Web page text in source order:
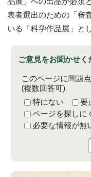
表者選出のための「審
いる「科学作品展」と
ご意見をお聞かせく
このページに問題
(複数回答可)
特にない
要
ページを探しに
必要な情報が無